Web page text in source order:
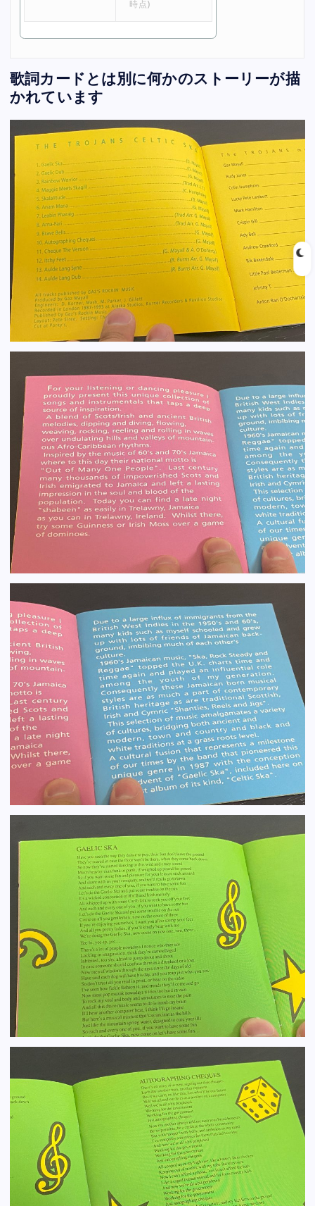
時点)
歌詞カードとは別に何かのストーリーが描
かれています